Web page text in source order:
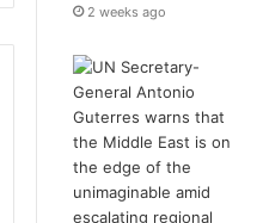
2 weeks ago